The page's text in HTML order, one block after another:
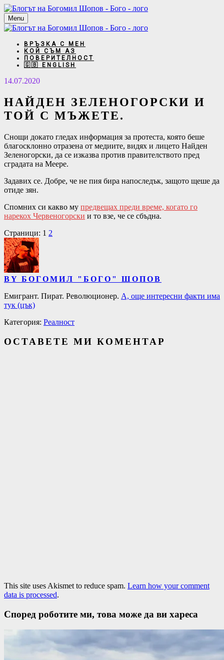
Menu
ВРЪЗКА С МЕН
КОЙ СЪМ АЗ
ПОВЕРИТЕЛНОСТ
🇬🇧 ENGLISH
14.07.2020
НАЙДЕН ЗЕЛЕНОГОРСКИ И
ТОЙ С МЪЖЕТЕ.
Снощи докато гледах информация за протеста, която беше
благосклонно отразена от медиите, видях и лицето Найден
Зеленогорски, да се изказва против правителството пред
сградата на Меере.
Задавих се. Добре, че не пия бира напоследък, защото щеше да
отиде зян.
Спомних си какво му предвещах преди време, когато го
нарекох Червеногорски и то взе, че се сбъдна.
Страници: 1 2
BY БОГОМИЛ "БОГО" ШОПОВ
Емигрант. Пират. Революционер. А, още интересни факти има
тук (цък)
Категория: Реалност
ОСТАВЕТЕ МИ КОМЕНТАР
This site uses Akismet to reduce spam. Learn how your comment
data is processed.
Според роботите ми, това може да ви хареса